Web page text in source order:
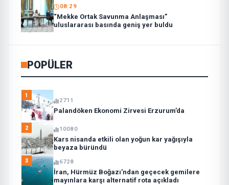
08:29
“Mekke Ortak Savunma Anlaşması”
uluslararası basında geniş yer buldu
POPÜLER
1
2711
Palandöken Ekonomi Zirvesi Erzurum’da
2 10080
Kars nisanda etkili olan yoğun kar yağışıyla
beyaza büründü
3 6728
İran, Hürmüz Boğazı’ndan geçecek gemilere
mayınlara karşı alternatif rota açıkladı